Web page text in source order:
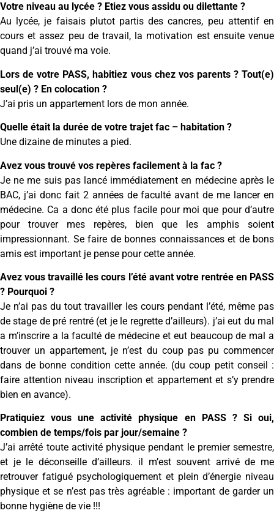
Votre niveau au lycée ? Etiez vous assidu ou dilettante ?
Au lycée, je faisais plutot partis des cancres, peu attentif en
cours et assez peu de travail, la motivation est ensuite venue
quand j’ai trouvé ma voie.
Lors de votre PASS, habitiez vous chez vos parents ? Tout(e)
seul(e) ? En colocation ?
J’ai pris un appartement lors de mon année.
Quelle était la durée de votre trajet fac – habitation ?
Une dizaine de minutes a pied.
Avez vous trouvé vos repères facilement à la fac ?
Je ne me suis pas lancé immédiatement en médecine après le
BAC, j’ai donc fait 2 années de faculté avant de me lancer en
médecine. Ca a donc été plus facile pour moi que pour d’autre
pour trouver mes repères, bien que les amphis soient
impressionnant. Se faire de bonnes connaissances et de bons
amis est important je pense pour cette année.
Avez vous travaillé les cours l’été avant votre rentrée en PASS
? Pourquoi ?
Je n’ai pas du tout travailler les cours pendant l’été, même pas
de stage de pré rentré (et je le regrette d’ailleurs). j’ai eut du mal
a m’inscrire a la faculté de médecine et eut beaucoup de mal a
trouver un appartement, je n’est du coup pas pu commencer
dans de bonne condition cette année. (du coup petit conseil :
faire attention niveau inscription et appartement et s’y prendre
bien en avance).
Pratiquiez vous une activité physique en PASS ? Si oui,
combien de temps/fois par jour/semaine ?
J’ai arrêté toute activité physique pendant le premier semestre,
et je le déconseille d’ailleurs. il m’est souvent arrivé de me
retrouver fatigué psychologiquement et plein d’énergie niveau
physique et se n’est pas très agréable : important de garder un
bonne hygiène de vie !!!